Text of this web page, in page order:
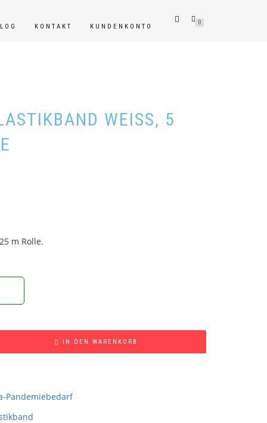
KONTAKT KUNDENKONTO
0
WEISS, 5 M
m Rolle.
IN DEN WARENKORB
Pandemiebedarf